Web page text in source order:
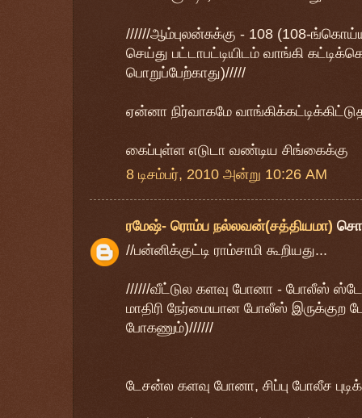
//////ஆம்புலன்சுக்கு - 108 (108-
செய்து பட்டாபட்டியிடம் வாங்கி
பொறுப்பேற்காது)/////
ஏன்னா நிர்வாகமே
கைப்புள்ள எடுடா வண்டிய சிங்கைக்கு
8 டிசம்பர், 2010 அன்று 10:26 AM
ரமேஷ்- ரொம்ப நல்லவன்(சத்தியமா)
//பன்னிக்குட்டி ராம்சாமி கூறியது...
//////வீட்டுல களவு போனா - போலீஸ்
மாதிரி நேர்மையான போலீஸ்
போகணும்)//////
டேசன்ல களவு போனா, சிப்பு போலீச